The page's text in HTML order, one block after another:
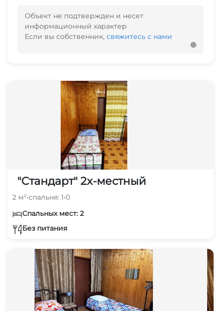
Объект не подтвержден и несет
информационный характер
Если вы собственник, свяжитесь с нами
"Стандарт" 2х-местный
2 м²•спальня: 1•0
Спальных мест: 2
Без питания